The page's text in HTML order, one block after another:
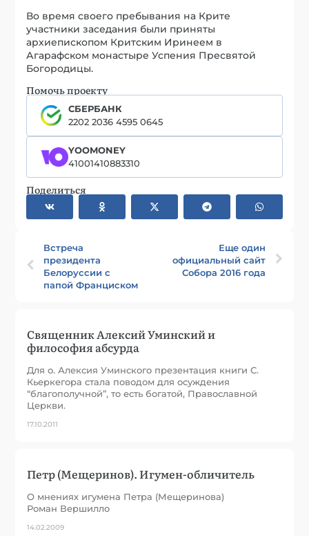
Во время своего пребывания на Крите
участники заседания были приняты
архиепископом Критским Иринеем в
Агарафском монастыре Успения Пресвятой
Богородицы.
Помочь проекту
СБЕРБАНК
2202 2036 4595 0645
YOOMONEY
41001410883310
Поделиться
Встреча
президента
Белоруссии с
папой Франциском
Еще один
официальный сайт
Собора 2016 года
Священник Алексий Уминский и
философия абсурда
Для о. Алексия Уминского презентация книги С.
Кьеркегора стала поводом для осуждения
“благополучной”, то есть богатой, Православной
Церкви.
17.10.2011
Петр (Мещеринов). Игумен-обличитель
О мнениях игумена Петра (Мещеринова)
Роман Вершилло
14.02.2009